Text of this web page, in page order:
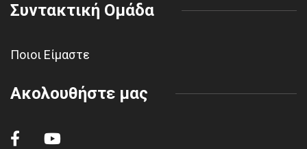
Συντακτική Ομάδα
Ποιοι Είμαστε
Ακολουθήστε μας